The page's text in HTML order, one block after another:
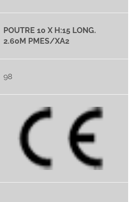
POUTRE 10 X H:15 LONG.
2.60M PMES/XA2
98